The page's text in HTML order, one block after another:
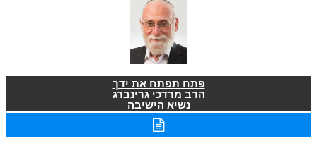
פתח תפתח את ידך
הרב מרדכי גרינברג
נשיא הישיבה